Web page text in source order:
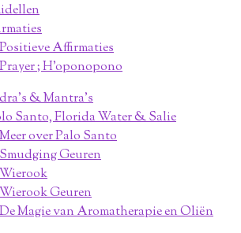
Affirmaties
; H'oponopono
& Mantra's
Santo, Florida Water & Salie
over Palo Santo
Geuren
Geuren
Magie van Aromatherapie en Oliën